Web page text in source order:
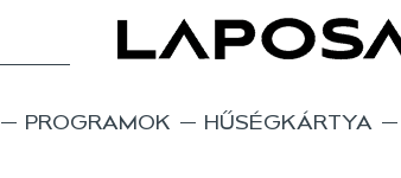
PROGRAMOK HŰSÉGKÁRTYA